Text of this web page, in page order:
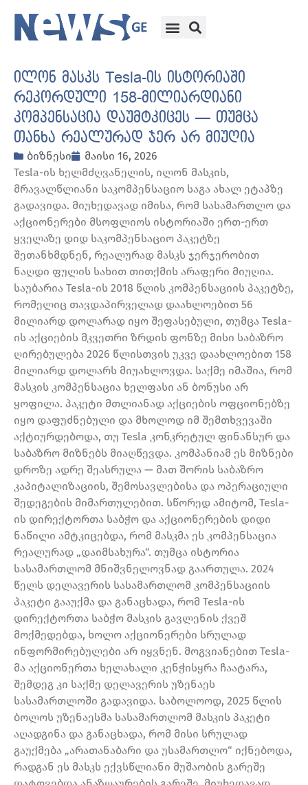
ილონ მასკს Tesla-ის ისტორიაში
რეკორდული 158-მილიარდიანი
კომპენსაცია დაუმტკიცეს — თუმცა
თანხა რეალურად ჯერ არ მიუღია
ბიზნესი
მაისი 16, 2026
Tesla-ის ხელმძღვანელის, ილონ მასკის,
მრავალწლიანი საკომპენსაციო საგა ახალ ეტაპზე
გადავიდა. მიუხედავად იმისა, რომ სასამართლო და
აქციონერები მსოფლიოს ისტორიაში ერთ-ერთ
ყველაზე დიდ საკომპენსაციო პაკეტზე
შეთანხმდნენ, რეალურად მასკს ჯერჯერობით
ნაღდი ფულის სახით თითქმის არაფერი მიუღია.
საუბარია Tesla-ის 2018 წლის კომპენსაციის პაკეტზე,
რომელიც თავდაპირველად დაახლოებით 56
მილიარდ დოლარად იყო შეფასებული, თუმცა Tesla-
ის აქციების მკვეთრი ზრდის ფონზე მისი საბაზრო
ღირებულება 2026 წლისთვის უკვე დაახლოებით 158
მილიარდ დოლარს მიუახლოვდა. საქმე იმაშია, რომ
მასკის კომპენსაცია ხელფასი ან ბონუსი არ
ყოფილა. პაკეტი მთლიანად აქციების ოფციონებზე
იყო დაფუძნებული და მხოლოდ იმ შემთხვევაში
აქტიურდებოდა, თუ Tesla კონკრეტულ ფინანსურ და
საბაზრო მიზნებს მიაღწევდა. კომპანიამ ეს მიზნები
დროზე ადრე შეასრულა — მათ შორის საბაზრო
კაპიტალიზაციის, შემოსავლებისა და ოპერაციული
შედეგების მიმართულებით. სწორედ ამიტომ, Tesla-
ის დირექტორთა საბჭო და აქციონერების დიდი
ნაწილი ამტკიცებდა, რომ მასკმა ეს კომპენსაცია
რეალურად „დაიმსახურა“. თუმცა ისტორია
სასამართლომ მნიშვნელოვნად გაართულა. 2024
წელს დელავერის სასამართლომ კომპენსაციის
პაკეტი გააუქმა და განაცხადა, რომ Tesla-ის
დირექტორთა საბჭო მასკის გავლენის ქვეშ
მოქმედებდა, ხოლო აქციონერები სრულად
ინფორმირებულები არ იყვნენ. მოგვიანებით Tesla-
მა აქციონერთა ხელახალი კენჭისყრა ჩაატარა,
შემდეგ კი საქმე დელავერის უზენაეს
სასამართლოში გადავიდა. საბოლოოდ, 2025 წლის
ბოლოს უზენაესმა სასამართლომ მასკის პაკეტი
აღადგინა და განაცხადა, რომ მისი სრულად
გაუქმება „არათანაბარი და უსამართლო“ იქნებოდა,
რადგან ეს მასკს ექვსწლიანი მუშაობის გარეშე